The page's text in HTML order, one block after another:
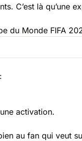
C’est là
du Monde FIFA
activation.
au fan qui veut